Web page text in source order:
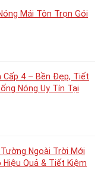
Mái Tôn Trọn Gói
Cấp 4 – Bền Đẹp, Tiết
Nóng Uy Tín Tại
Ngoài Trời Mới
Hiệu Quả & Tiết Kiệm